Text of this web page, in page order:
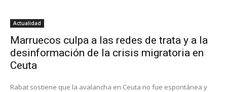
Actualidad
Marruecos culpa a las redes de trata y a la
desinformación de la crisis migratoria en
Ceuta
Rabat sostiene que la avalancha en Ceuta no fue espontánea y